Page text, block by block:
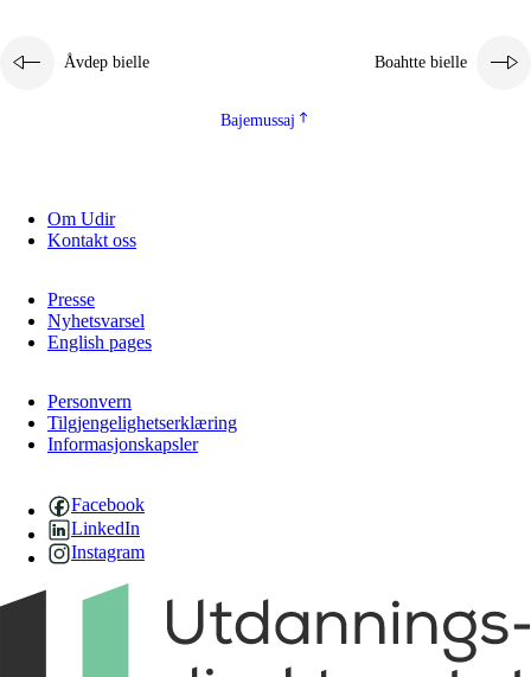
Åvdep bielle Boahtte bielle
Bajemussaj
Om Udir
Kontakt oss
Presse
Nyhetsvarsel
English pages
Personvern
Tilgjengelighetserklæring
Informasjonskapsler
Facebook
LinkedIn
Instagram